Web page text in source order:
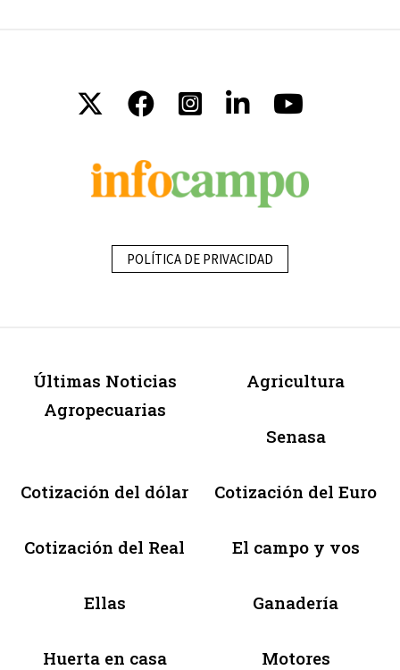
POLÍTICA DE PRIVACIDAD
Últimas Noticias
Agropecuarias
Agricultura
Senasa
Cotización del dólar Cotización del Euro
Cotización del Real El campo y vos
Ellas Ganadería
Huerta en casa Motores